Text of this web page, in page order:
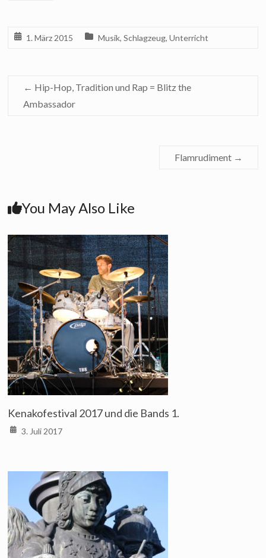
1. März 2015 Musik,Schlagzeug,Unterricht
← Hip-Hop, Tradition und Rap = Blitz the
Ambassador
Flamrudiment →
You May Also Like
Kenakofestival 2017 und die Bands 1.
3. Juli 2017